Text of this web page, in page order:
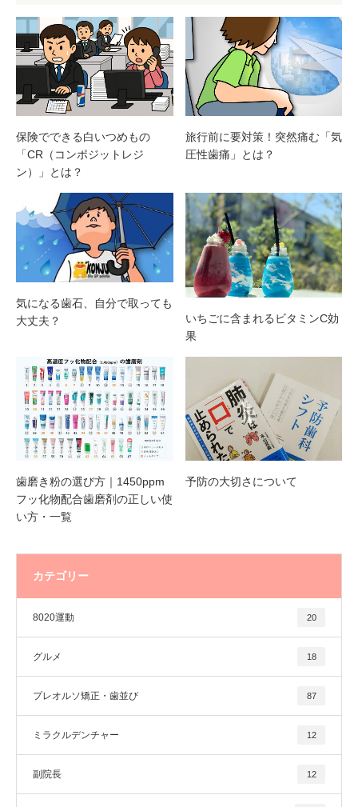
保険でできる白いつめもの
「CR（コンポジットレジ
ン）」とは？
旅行前に要対策！突然痛む「気
圧性歯痛」とは？
気になる歯石、自分で取っても
大丈夫？
いちごに含まれるビタミンC効
果
歯磨き粉の選び方｜1450ppm
フッ化物配合歯磨剤の正しい使
い方・一覧
予防の大切さについて
カテゴリー
8020運動 20
グルメ 18
プレオルソ矯正・歯並び 87
ミラクルデンチャー 12
副院長 12